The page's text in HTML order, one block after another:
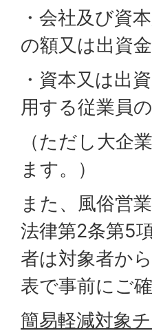
・会社及び資
の額又は出資
・資本又は出
用する従業員
（ただし大企
ます。）
また、風俗営
法律第2条第5
者は対象者か
表で事前にご
簡易軽減対象